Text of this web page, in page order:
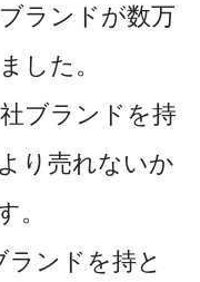
ランドが数万
した。
ブランドを持
り売れないか
。
ンドを持と